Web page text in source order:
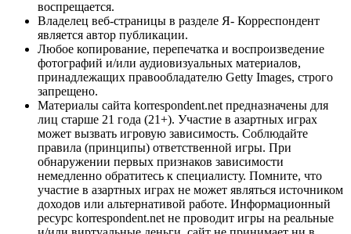
воспрещается.
Владелец веб-страницы в разделе Я- Корреспондент
является автор публикации.
Любое копирование, перепечатка и воспроизведение
фотографий и/или аудиовизуальных материалов,
принадлежащих правообладателю Getty Images, строго
запрещено.
Материалы сайта korrespondent.net предназначены для
лиц старше 21 года (21+). Участие в азартных играх
может вызвать игровую зависимость. Соблюдайте
правила (принципы) ответственной игры. При
обнаружении первых признаков зависимости
немедленно обратитесь к специалисту. Помните, что
участие в азартных играх не может являться источником
доходов или альтернативой работе. Информационный
ресурс korrespondent.net не проводит игры на реальные